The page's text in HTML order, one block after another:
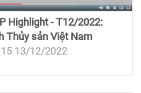
Highlight - T12/2022:
Thủy sản Việt Nam
13/12/2022